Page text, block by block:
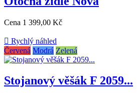
Cena 1 399,00 Kč
 Rychlý náhled
Červená Modrá Zelená
Stojanový věšák F 2059...